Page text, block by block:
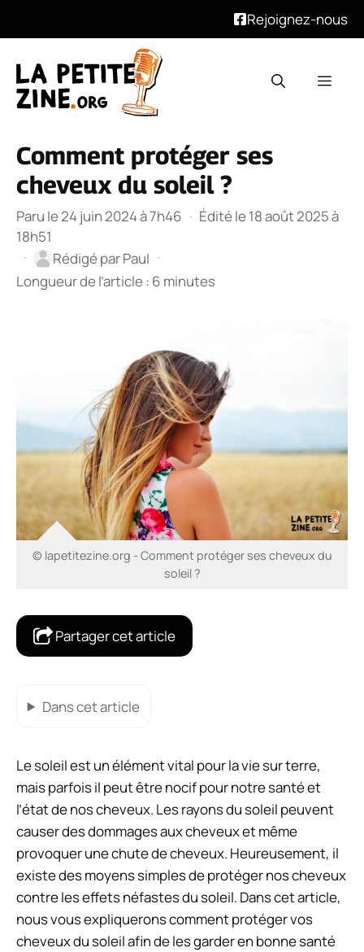
Rejoignez-nous
contenu
Comment protéger ses
cheveux du soleil ?
Paru le 24 juin 2024 à 7h46 · Édité le 18 août 2025 à
18h51
·
Rédigé parPaul ·
Longueur de l’article : 6 minutes
© lapetitezine.org - Comment protéger ses cheveux du
soleil ?
Partager cet article
Dans cet article
Le soleil est un élément vital pour la vie sur terre,
mais parfois il peut être nocif pour notre santé et
l’état de nos cheveux. Les rayons du soleil peuvent
causer des dommages aux cheveux et même
provoquer une chute de cheveux. Heureusement, il
existe des moyens simples de protéger nos cheveux
contre les effets néfastes du soleil. Dans cet article,
nous vous expliquerons comment protéger vos
cheveux du soleil afin de les garder en bonne santé